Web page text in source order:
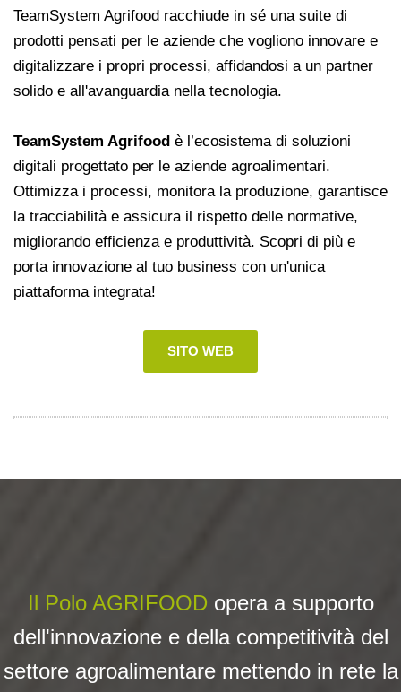
TeamSystem Agrifood racchiude in sé una suite di
prodotti pensati per le aziende che vogliono innovare e
digitalizzare i propri processi, affidandosi a un partner
solido e all'avanguardia nella tecnologia.
TeamSystem Agrifood è l’ecosistema di soluzioni
digitali progettato per le aziende agroalimentari.
Ottimizza i processi, monitora la produzione, garantisce
la tracciabilità e assicura il rispetto delle normative,
migliorando efficienza e produttività. Scopri di più e
porta innovazione al tuo business con un'unica
piattaforma integrata!
SITO WEB
Il Polo AGRIFOOD opera a supporto
dell'innovazione e della competitività del
settore agroalimentare mettendo in rete la